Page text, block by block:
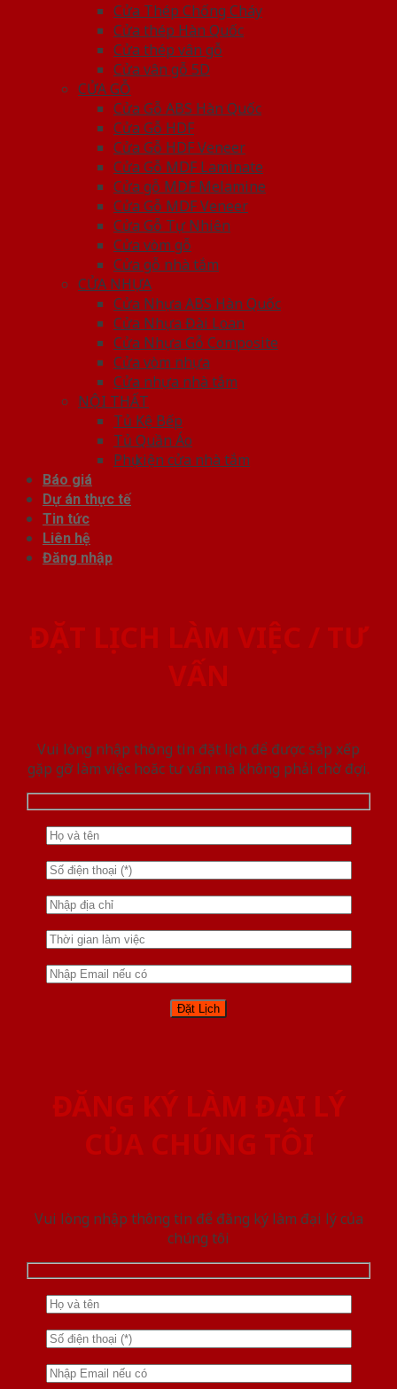
Cửa Thép Chống Cháy
Cửa thép Hàn Quốc
Cửa thép vân gỗ
Cửa vân gỗ 5D
CỬA GỖ
Cửa Gỗ ABS Hàn Quốc
Cửa Gỗ HDF
Cửa Gỗ HDF Veneer
Cửa Gỗ MDF Laminate
Cửa gỗ MDF Melamine
Cửa Gỗ MDF Veneer
Cửa Gỗ Tự Nhiên
Cửa vòm gỗ
Cửa gỗ nhà tắm
CỬA NHỰA
Cửa Nhựa ABS Hàn Quốc
Cửa Nhựa Đài Loan
Cửa Nhựa Gỗ Composite
Cửa vòm nhựa
Cửa nhựa nhà tắm
NỘI THẤT
Tủ Kệ Bếp
Tủ Quần Áo
Phụ kiện cửa nhà tắm
Báo giá
Dự án thực tế
Tin tức
Liên hệ
Đăng nhập
ĐẶT LỊCH LÀM VIỆC / TƯ
VẤN
Vui lòng nhập thông tin đặt lịch để được sắp xếp
gặp gỡ làm việc hoăc tư vấn mà không phải chờ đợi.
ĐĂNG KÝ LÀM ĐẠI LÝ
CỦA CHÚNG TÔI
Vui lòng nhập thông tin để đăng ký làm đại lý của
chúng tôi